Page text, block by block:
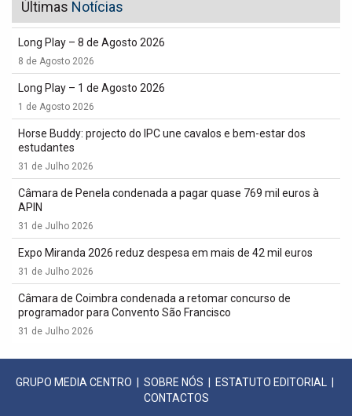
Últimas Notícias
Long Play – 8 de Agosto 2026
8 de Agosto 2026
Long Play – 1 de Agosto 2026
1 de Agosto 2026
Horse Buddy: projecto do IPC une cavalos e bem-estar dos
estudantes
31 de Julho 2026
Câmara de Penela condenada a pagar quase 769 mil euros à
APIN
31 de Julho 2026
Expo Miranda 2026 reduz despesa em mais de 42 mil euros
31 de Julho 2026
Câmara de Coimbra condenada a retomar concurso de
programador para Convento São Francisco
31 de Julho 2026
GRUPO MEDIA CENTRO SOBRE NÓS ESTATUTO EDITORIAL
CONTACTOS